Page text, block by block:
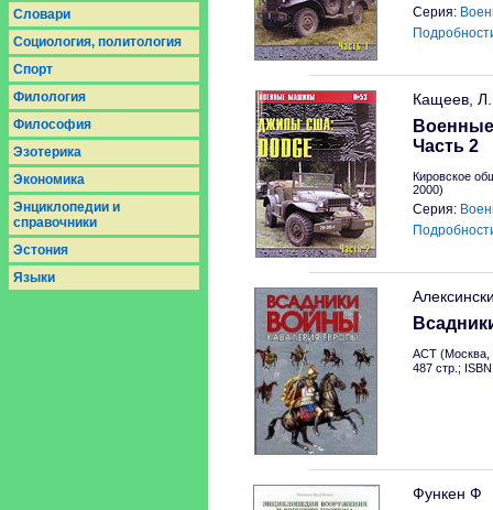
Словари
Социология, политология
Спорт
Филология
Философия
Эзотерика
Экономика
Энциклопедии и
справочники
Эстония
Языки
Серия:
Кащеев,
Часть 2
Кировское
2000)
Серия:
АСТ (Москва,
487 стр.;
Функен Ф